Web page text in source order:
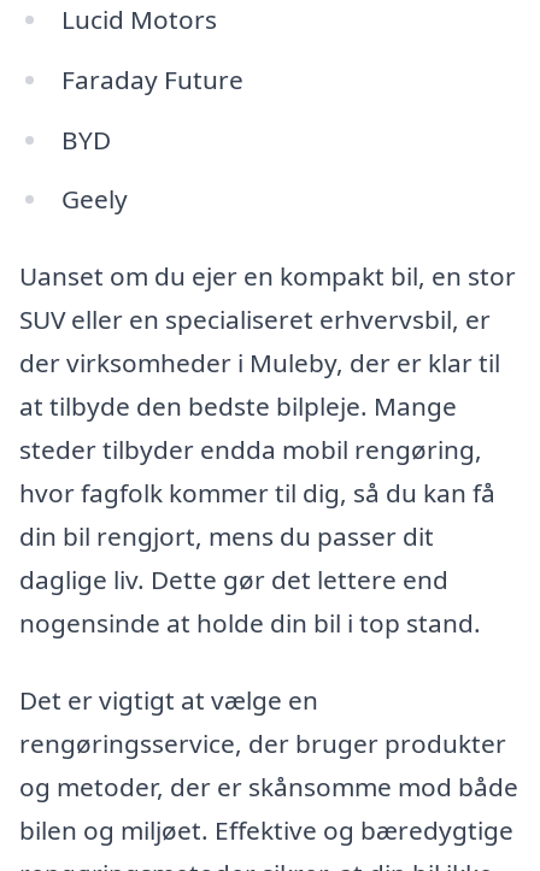
Lucid Motors
Faraday Future
BYD
Geely
Uanset om du ejer en kompakt bil, en stor
SUV eller en specialiseret erhvervsbil, er
der virksomheder i Muleby, der er klar til
at tilbyde den bedste bilpleje. Mange
steder tilbyder endda mobil rengøring,
hvor fagfolk kommer til dig, så du kan få
din bil rengjort, mens du passer dit
daglige liv. Dette gør det lettere end
nogensinde at holde din bil i top stand.
Det er vigtigt at vælge en
rengøringsservice, der bruger produkter
og metoder, der er skånsomme mod både
bilen og miljøet. Effektive og bæredygtige